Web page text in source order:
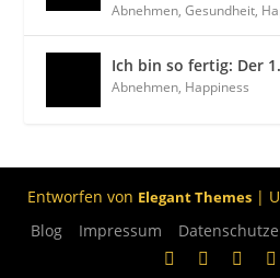
Abnehmen,Gesundheit,
Ich bin so fertig: Der
Abnehmen, Happiness
Entworfen von Elegant Themes |
Blog Impressum